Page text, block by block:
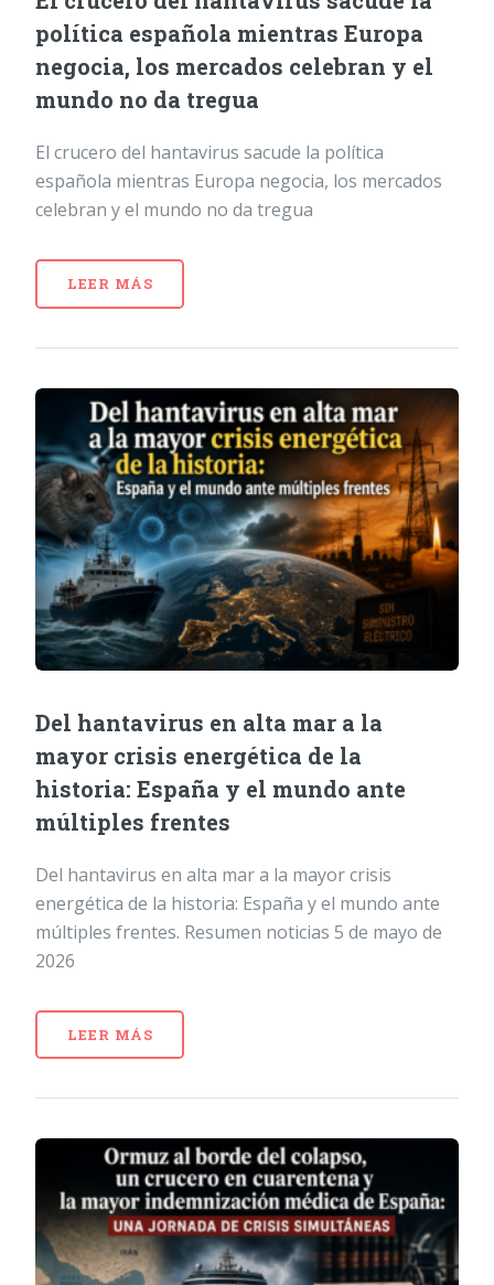
política española mientras Europa
negocia, los mercados celebran y el
mundo no da tregua
El crucero del hantavirus sacude la política
española mientras Europa negocia, los mercados
celebran y el mundo no da tregua
LEER MÁS
Del hantavirus en alta mar a la
mayor crisis energética de la
historia: España y el mundo ante
múltiples frentes
Del hantavirus en alta mar a la mayor crisis
energética de la historia: España y el mundo ante
múltiples frentes. Resumen noticias 5 de mayo de
2026
LEER MÁS